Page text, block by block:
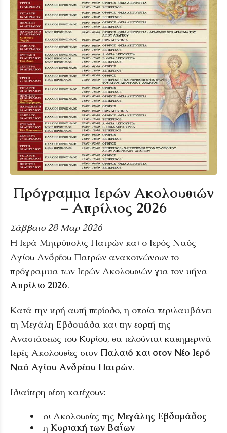
Πρόγραμμα Ιερών Ακολουθιών
– Απρίλιος 2026
Σάββατο 28 Μαρ 2026
Η Ιερά Μητρόπολις Πατρών και ο Ιερός Ναός
Αγίου Ανδρέου Πατρών ανακοινώνουν το
πρόγραμμα των Ιερών Ακολουθιών για τον μήνα
Απρίλιο 2026.
Κατά την ιερή αυτή περίοδο, η οποία περιλαμβάνει
τη Μεγάλη Εβδομάδα και την εορτή της
Αναστάσεως του Κυρίου, θα τελούνται καθημερινά
Ιερές Ακολουθίες στον Παλαιό και στον Νέο Ιερό
Ναό Αγίου Ανδρέου Πατρών.
Ιδιαίτερη θέση κατέχουν:
οι Ακολουθίες της Μεγάλης Εβδομάδος
η Κυριακή των Βαΐων